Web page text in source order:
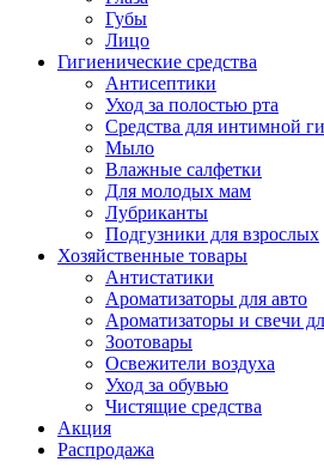
Губы
Лицо
Гигиенические средства
Антисептики
Уход за полостью рта
Средства для интимной
Мыло
Влажные салфетки
Для молодых мам
Лубриканты
Подгузники для взрослых
Хозяйственные товары
Антистатики
Ароматизаторы для авто
Ароматизаторы и свечи
Зоотовары
Освежители воздуха
Уход за обувью
Чистящие средства
Акция
Распродажа